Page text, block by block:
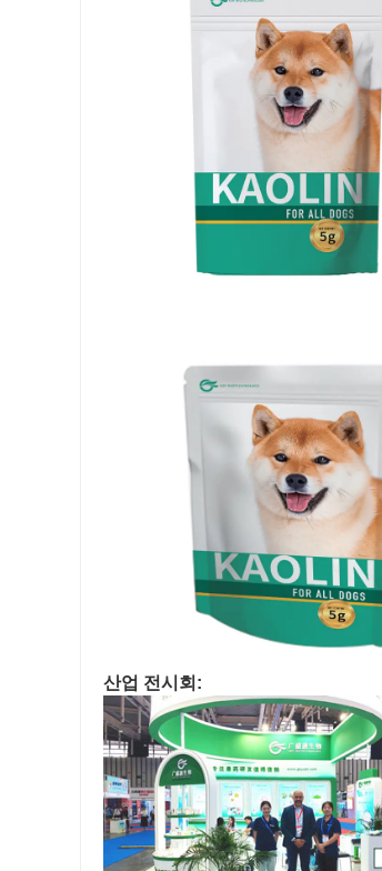
산업 전시회: